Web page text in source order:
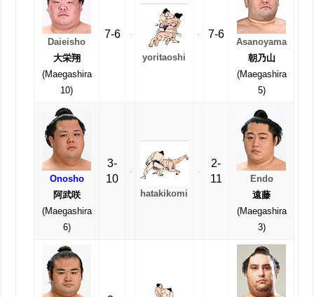
Daieisho
大栄翔
(Maegashira
10)
7-6
yoritaoshi
7-6
Asanoyama
朝乃山
(Maegashira
5)
Onosho
阿武咲
(Maegashira
6)
3-
10
hatakikomi
2-
11
Endo
遠藤
(Maegashira
3)